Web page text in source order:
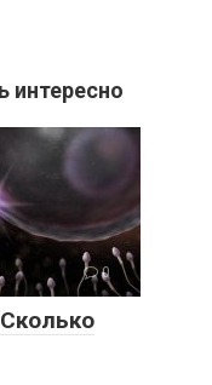
0